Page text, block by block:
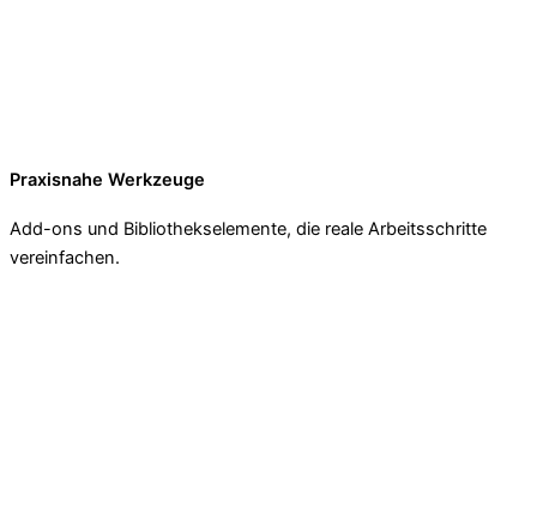
Praxisnahe Werkzeuge
Add-ons und Bibliothekselemente, die reale Arbeitsschritte
vereinfachen.